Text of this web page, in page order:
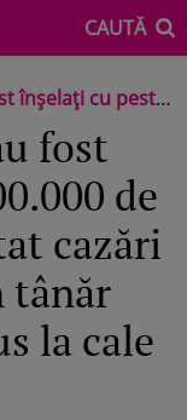
CAUTĂ
Un tânăr din Dâmbovița a pus la cale toată escrocheria
fost
de
cazări
tânăr
la cale